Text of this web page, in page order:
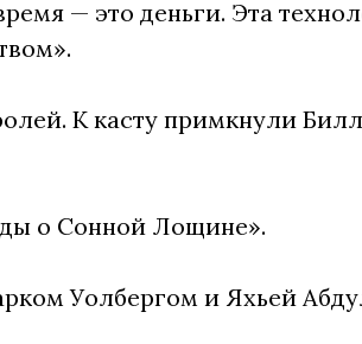
— это деньги. Эта
К касту примкнули
о Сонной Лощине».
Уолбергом и Яхьей